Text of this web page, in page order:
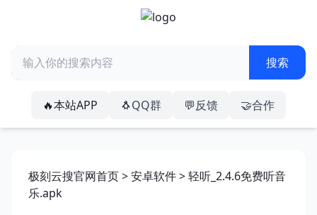
🔥本站APP 🐧QQ群 💬反馈 🤝合作
极刻云搜官网首页>安卓软件> 轻听_2.4.6免费听音
乐.apk